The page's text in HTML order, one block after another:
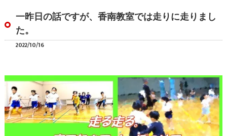
一昨日の話ですが、香南教室では走りに走りまし
た。
2022/10/16